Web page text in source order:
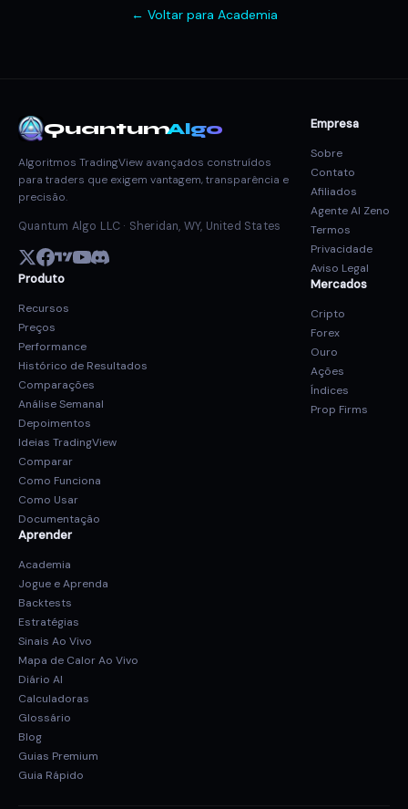
← Voltar para Academia
QuantumAlgo
Algoritmos TradingView avançados construídos
para traders que exigem vantagem, transparência e
precisão.
Quantum Algo LLC · Sheridan, WY, United States
Produto
Recursos
Preços
Performance
Histórico de Resultados
Comparações
Análise Semanal
Depoimentos
Ideias TradingView
Comparar
Como Funciona
Como Usar
Documentação
Aprender
Academia
Jogue e Aprenda
Backtests
Estratégias
Sinais Ao Vivo
Mapa de Calor Ao Vivo
Diário AI
Calculadoras
Glossário
Blog
Guias Premium
Guia Rápido
Empresa
Sobre
Contato
Afiliados
Agente AI Zeno
Termos
Privacidade
Aviso Legal
Mercados
Cripto
Forex
Ouro
Ações
Índices
Prop Firms